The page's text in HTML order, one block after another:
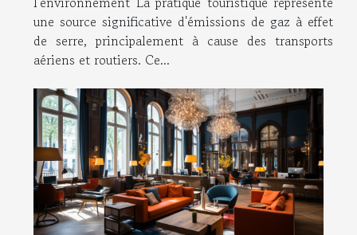
une source significative d'émissions de gaz à effet
de serre, principalement à cause des transports
aériens et routiers. Ce...